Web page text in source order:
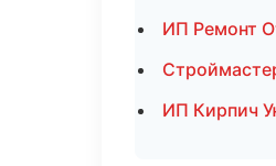
ИП Ремонт
ИП Кирпич